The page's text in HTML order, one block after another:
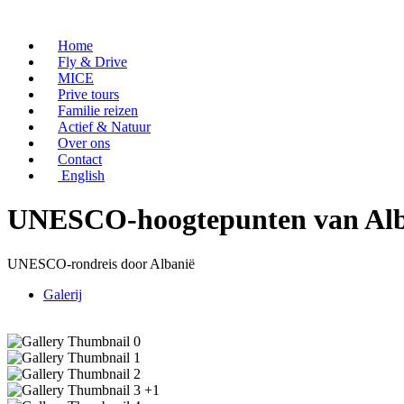
Home
Fly & Drive
MICE
Prive tours
Familie reizen
Actief & Natuur
Over ons
Contact
English
UNESCO-hoogtepunten van
UNESCO-rondreis door Albanië
Galerij
+1